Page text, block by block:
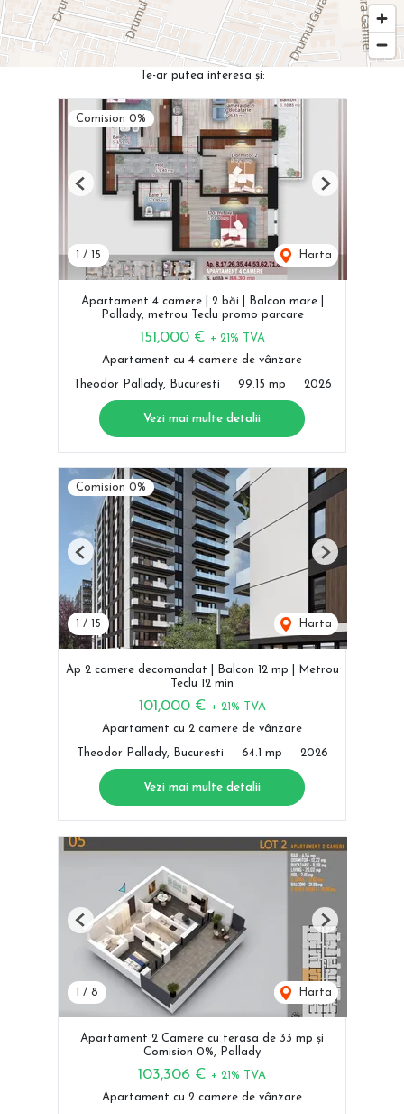
Te-ar putea interesa și:
Comision 0%
/ 15 Harta
Previous Next
Apartament 4 camere | 2 băi | Balcon mare |
Pallady, metrou Teclu promo parcare
151,000 € + 21% TVA
Apartament cu 4 camere de vânzare
Theodor Pallady, Bucuresti 99.15 mp 2026
Vezi mai multe detalii
Comision 0%
1 / 15 Harta
Previous Next
Ap 2 camere decomandat | Balcon 12 mp | Metrou
Teclu 12 min
101,000 € + 21% TVA
Apartament cu 2 camere de vânzare
Theodor Pallady, Bucuresti 64.1 mp 2026
Vezi mai multe detalii
1 / 8 Harta
Previous Next
Apartament 2 Camere cu terasa de 33 mp și
Comision 0%, Pallady
103,306 € + 21% TVA
Apartament cu 2 camere de vânzare